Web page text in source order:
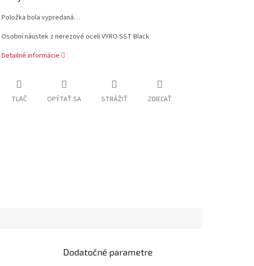
Položka bola vypredaná…
Osobní náustek z nerezové oceli VYRO SST Black
Detailné informácie
TLAČ OPÝTAŤ SA STRÁŽIŤ ZDIEĽAŤ
Dodatočné parametre